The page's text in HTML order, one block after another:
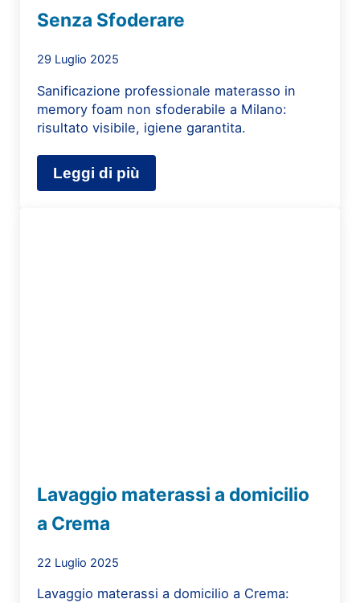
Senza Sfoderare
29 Luglio 2025
Sanificazione professionale materasso in
memory foam non sfoderabile a Milano:
risultato visibile, igiene garantita.
Leggi di piùLavaggio e Sanificazione
Lavaggio materassi a domicilio
a Crema
22 Luglio 2025
Lavaggio materassi a domicilio a Crema: